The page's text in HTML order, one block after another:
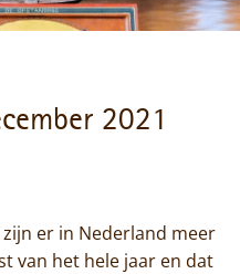
2021
er in Nederland meer
van het hele jaar en dat